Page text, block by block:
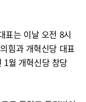
표는 이날 오전 8시
힘과 개혁신당 대표
1월 개혁신당 창당